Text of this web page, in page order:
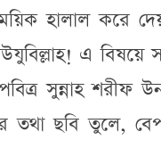
হালাল করে
এ
সুন্নাহ শরীফ
ছবি তুলে,